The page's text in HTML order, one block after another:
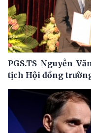
PGS.TS Nguyễn
tịch Hội đồng